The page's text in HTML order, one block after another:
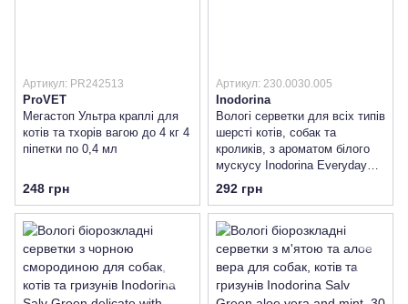
Артикул: PR242513
ProVET
Мегастоп Ультра краплі для
котів та тхорів вагою до 4 кг 4
піпетки по 0,4 мл
248 грн
Артикул: 230.0030.005
Inodorina
Вологі серветки для всіх типів
шерсті котів, собак та
кроликів, з ароматом білого
мускусу Inodorina Everyday
Muschio Bianco, 40 шт
292 грн